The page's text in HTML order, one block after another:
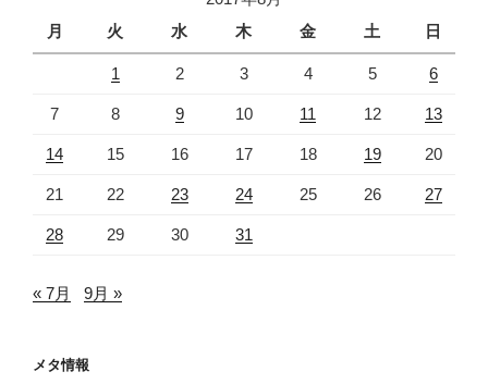
月
火 水 木 金 土 日
1 2 3 4 5 6
7 8 9 10 11 12 13
14 15 16 17 18 19 20
21 22 23 24 25 26 27
28 29 30 31
« 7月 9月 »
メタ情報